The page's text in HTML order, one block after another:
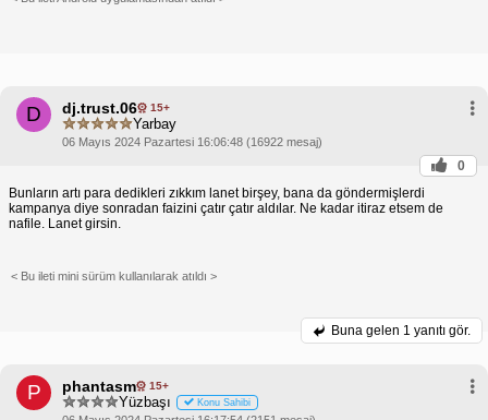
D dj.trust.06 15+
Yarbay
06 Mayıs 2024 Pazartesi 16:06:48 (16922 mesaj)
0
Bunların artı para dedikleri zıkkım lanet birşey, bana da göndermişlerdi
kampanya diye sonradan faizini çatır çatır aldılar. Ne kadar itiraz etsem de
nafile. Lanet girsin.
< Bu ileti mini sürüm kullanılarak atıldı >
Buna gelen 1 yanıtı gör.
P phantasm 15+
Yüzbaşı Konu Sahibi